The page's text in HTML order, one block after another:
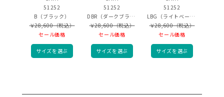
51252
B（ブラック）
￥28,600（税込）
セール価格
サイズを選ぶ
51252
DBR（ダークブラウン）
￥28,600（税込）
セール価格
サイズを選ぶ
51252
LBG（ライトベージュ）
￥28,600（税込）
セール価格
サイズを選ぶ